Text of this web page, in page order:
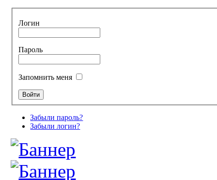
Логин
Пароль
Запомнить меня
Забыли пароль?
Забыли логин?